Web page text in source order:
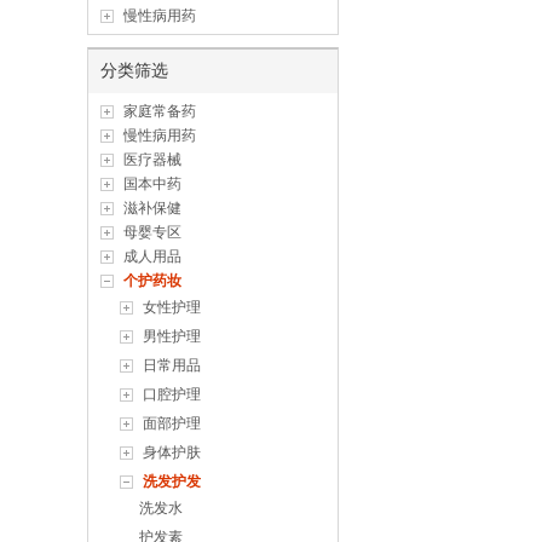
慢性病用药
分类筛选
家庭常备药
慢性病用药
医疗器械
国本中药
滋补保健
母婴专区
成人用品
个护药妆
女性护理
男性护理
日常用品
口腔护理
面部护理
身体护肤
洗发护发
洗发水
护发素